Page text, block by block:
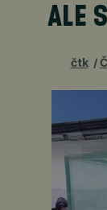
ALE
čtk